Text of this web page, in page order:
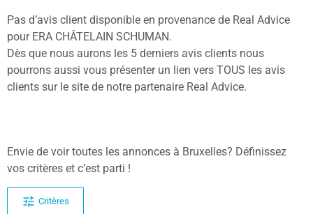
Pas d’avis client disponible en provenance de Real Advice
pour ERA CHÂTELAIN SCHUMAN.
Dès que nous aurons les 5 derniers avis clients nous
pourrons aussi vous présenter un lien vers TOUS les avis
clients sur le site de notre partenaire Real Advice.
Envie de voir toutes les annonces à Bruxelles? Définissez
vos critères et c’est parti !
Critères